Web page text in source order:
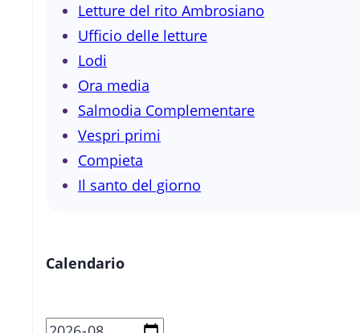
Letture del rito Ambrosiano
Ufficio delle letture
Lodi
Ora media
Salmodia Complementare
Vespri primi
Compieta
Il santo del giorno
Calendario